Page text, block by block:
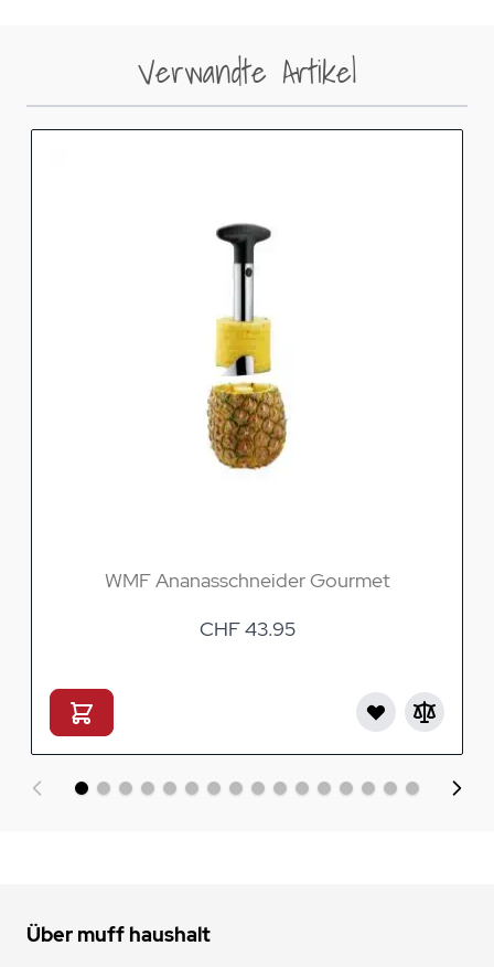
Verwandte Artikel
WMF Ananasschneider Gourmet
CHF 43.95
Über muff haushalt